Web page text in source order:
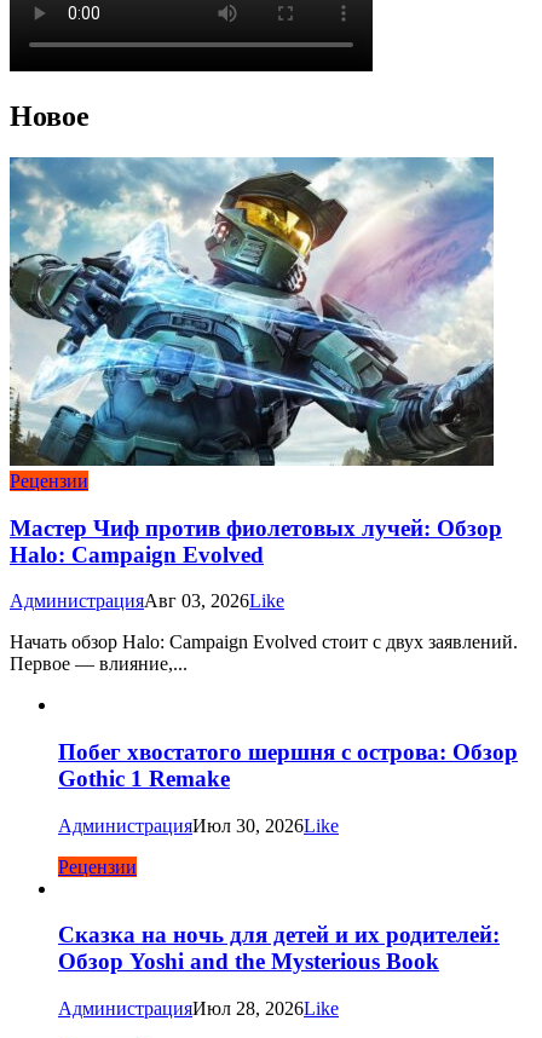
Новое
Рецензии
Мастер Чиф против фиолетовых лучей: Обзор
Halo: Campaign Evolved
АдминистрацияАвг 03, 2026Like
Начать обзор Halo: Campaign Evolved стоит с двух заявлений.
Первое — влияние,...
Побег хвостатого шершня с острова: Обзор
Gothic 1 Remake
АдминистрацияИюл 30, 2026Like
Рецензии
Сказка на ночь для детей и их родителей:
Обзор Yoshi and the Mysterious Book
АдминистрацияИюл 28, 2026Like